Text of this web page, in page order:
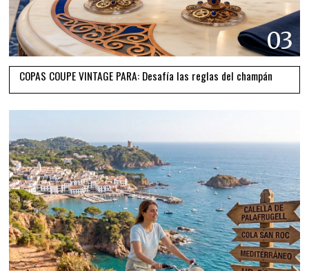
03
COPAS COUPE VINTAGE PARA: Desafía las reglas del champán